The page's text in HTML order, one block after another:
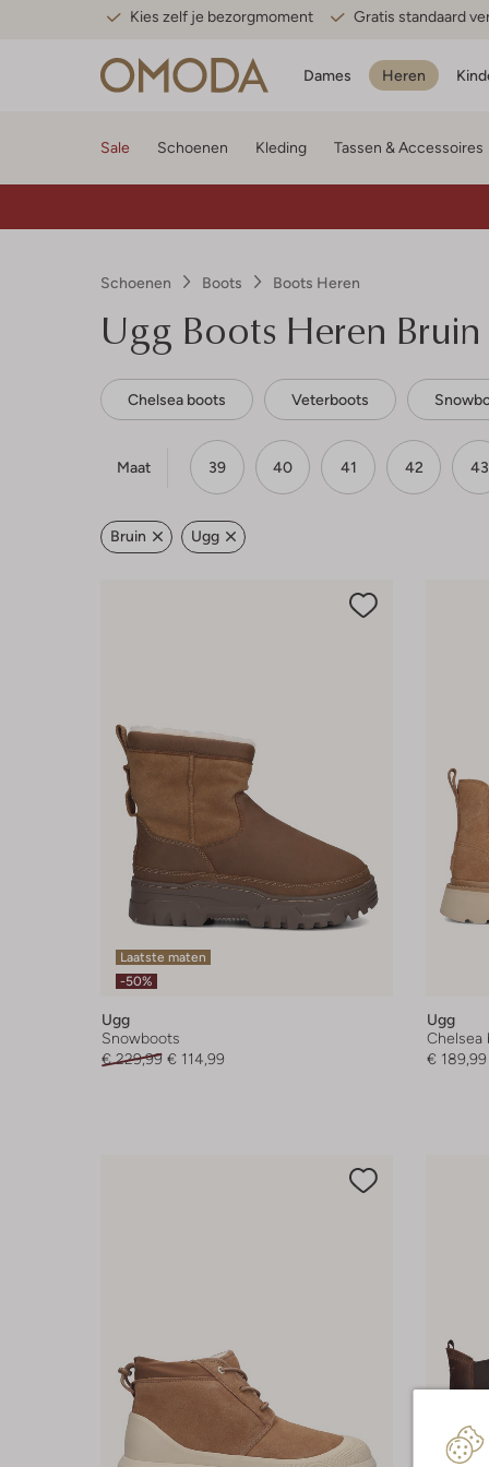
Kies zelf je bezorgmoment Gratis standaard
Dames Heren
Sale Schoenen Kleding Tassen & Accessoires
Schoenen Boots Boots Heren
Ugg Boots Heren Bruin
Chelsea boots Veterboots
Maat 39 40 41 42 43
Bruin Ugg
Laatste maten
-50%
Ugg
Snowboots
€ 229,99 € 114,99
Ugg
Chelsea
€ 189,99